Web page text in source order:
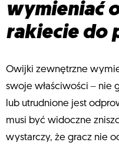
wymieniać
rakiecie do
Owijki zewnętrzne
swoje właściwości ‒ nie
lub utrudnione jest
musi być widoczne
wystarczy, że gracz nie